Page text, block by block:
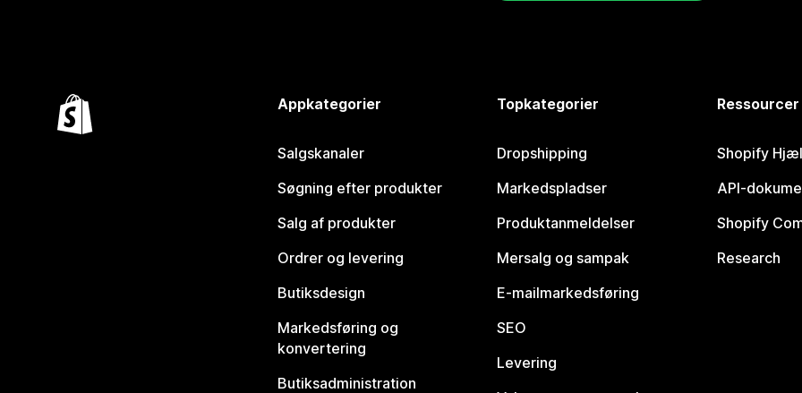
Appkategorier
Salgskanaler
Søgning efter produkter
Salg af produkter
Ordrer og levering
Butiksdesign
Markedsføring og
konvertering
Butiksadministration
Topkategorier
Dropshipping
Markedspladser
Produktanmeldelser
Mersalg og sampak
E-mailmarkedsføring
SEO
Levering
Ressourcer
Shopify
API-
Shopify
Research